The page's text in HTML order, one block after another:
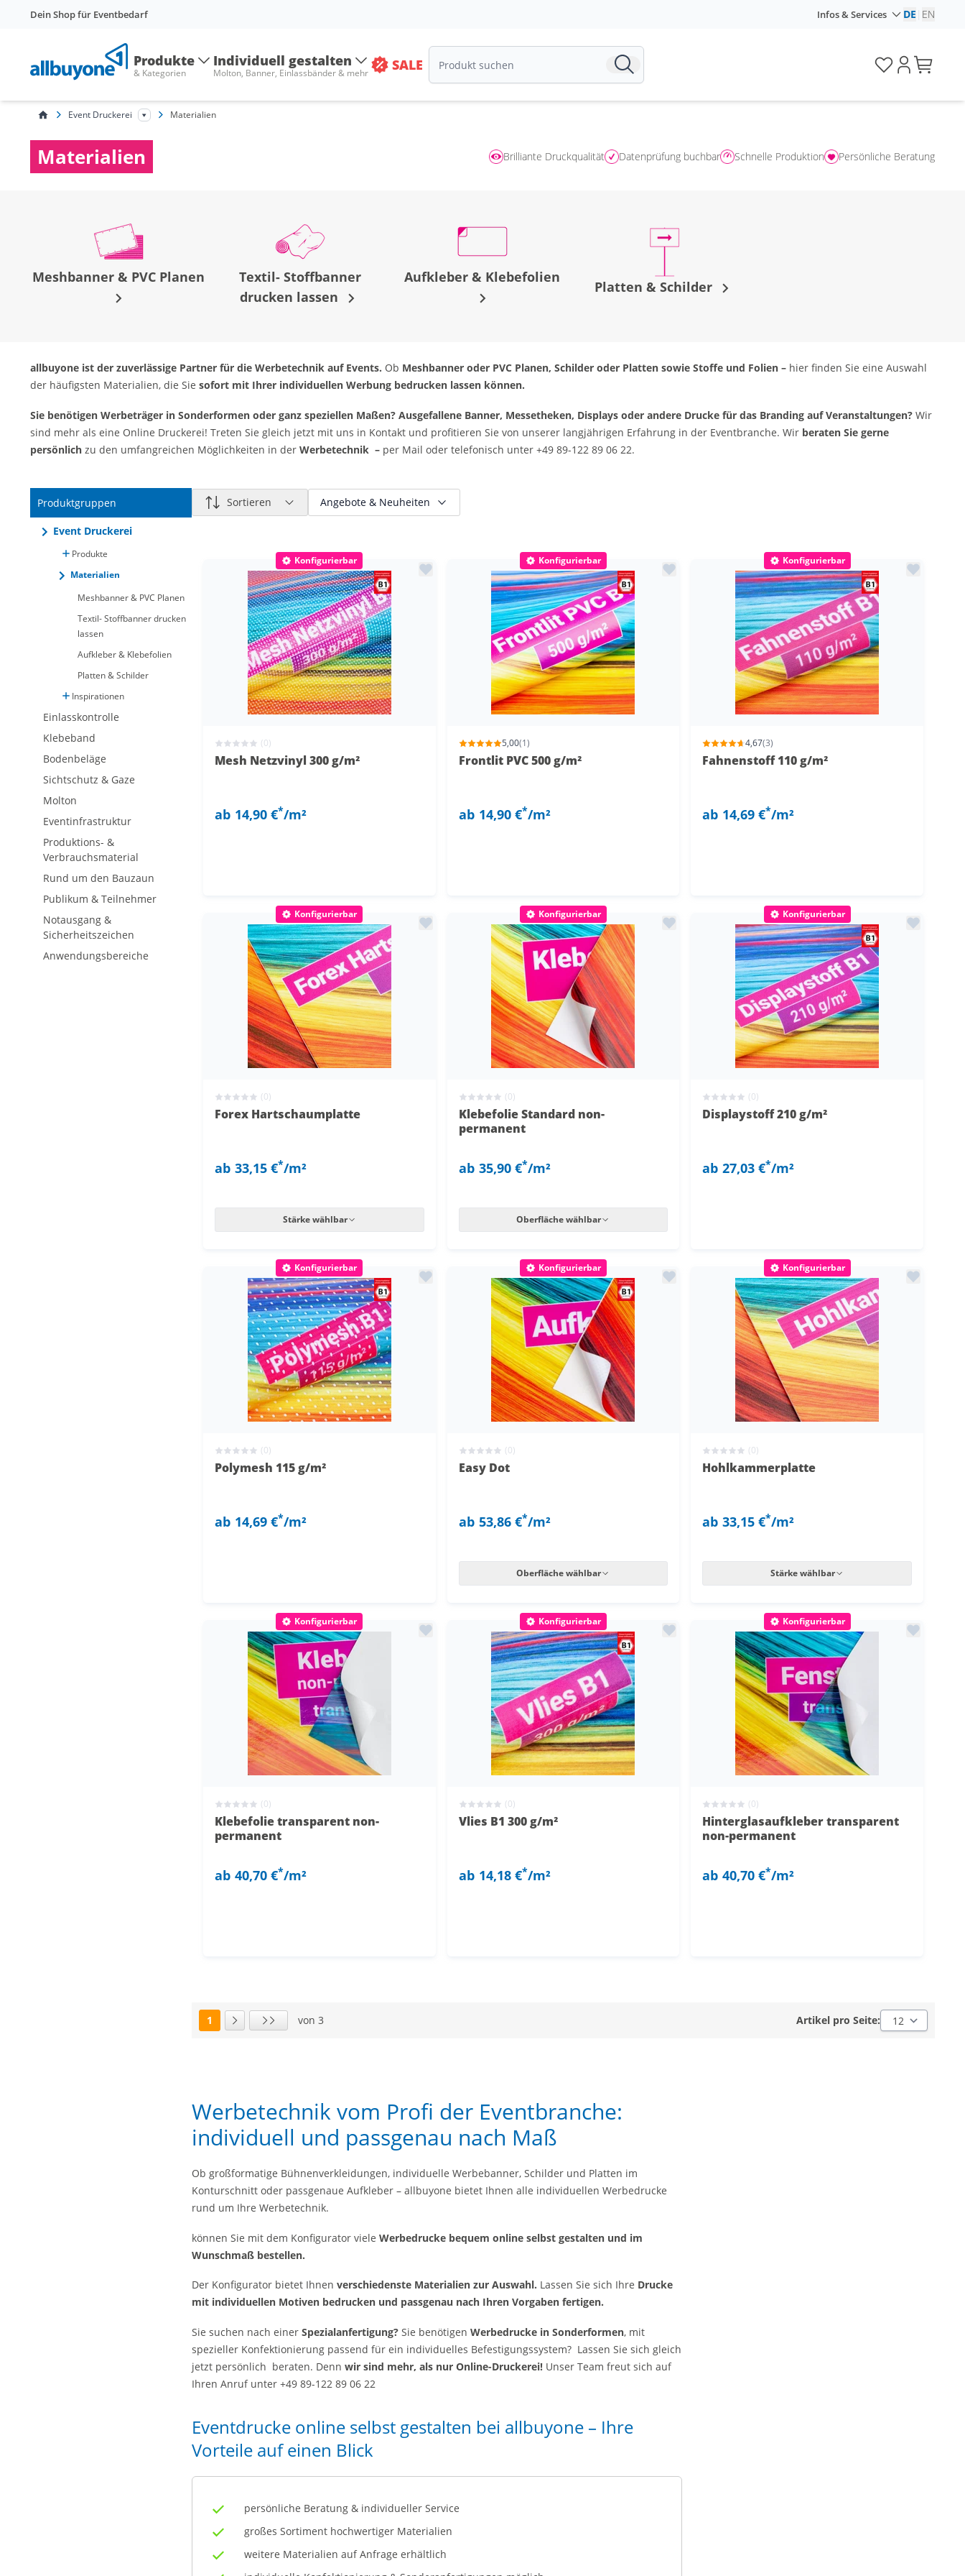
Dein Shop für Eventbedarf Infos & Services DE EN
Produkte
& Kategorien
Individuell gestalten
Molton, Banner, Einlassbänder & mehr SALE
Event Druckerei Materialien
Materialien Brilliante Druckqualität Datenprüfung buchbar Schnelle Produktion Persönliche Beratung
Meshbanner & PVC Planen
Textil- Stoffbanner
drucken lassen
Aufkleber & Klebefolien
Platten & Schilder
allbuyone ist der zuverlässige Partner für die Werbetechnik auf Events. Ob Meshbanner oder PVC Planen, Schilder oder Platten sowie Stoffe und Folien – hier finden Sie eine Auswahl
der häufigsten Materialien, die Sie sofort mit Ihrer individuellen Werbung bedrucken lassen können.
Sie benötigen Werbeträger in Sonderformen oder ganz speziellen Maßen? Ausgefallene Banner, Messetheken, Displays oder andere Drucke für das Branding auf Veranstaltungen? Wir
sind mehr als eine Online Druckerei! Treten Sie gleich jetzt mit uns in Kontakt und profitieren Sie von unserer langjährigen Erfahrung in der Eventbranche. Wir beraten Sie gerne
persönlich zu den umfangreichen Möglichkeiten in der Werbetechnik – per Mail oder telefonisch unter +49 89-122 89 06 22.
Produktgruppen
Event Druckerei
Produkte
Materialien
Meshbanner & PVC Planen
Textil- Stoffbanner drucken
lassen
Aufkleber & Klebefolien
Platten & Schilder
Inspirationen
Einlasskontrolle
Klebeband
Bodenbeläge
Sichtschutz & Gaze
Molton
Eventinfrastruktur
Produktions- &
Verbrauchsmaterial
Rund um den Bauzaun
Publikum & Teilnehmer
Notausgang &
Sicherheitszeichen
Anwendungsbereiche
Sortieren Angebote & Neuheiten
Nur reduzierte Artikel
Nur neue Artikel
Konfigurierbar
(0)
Mesh Netzvinyl 300 g/m²
ab 14,90 €*/m²
Konfigurierbar
5,00(1)
Frontlit PVC 500 g/m²
ab 14,90 €*/m²
Konfigurierbar
4,67(3)
Fahnenstoff 110 g/m²
ab 14,69 €*/m²
Konfigurierbar
(0)
Forex Hartschaumplatte
ab 33,15 €*/m²
Stärke wählbar
Konfigurierbar
(0)
Klebefolie Standard non-
permanent
ab 35,90 €*/m²
Oberfläche wählbar
Konfigurierbar
(0)
Displaystoff 210 g/m²
ab 27,03 €*/m²
Konfigurierbar
(0)
Polymesh 115 g/m²
ab 14,69 €*/m²
Konfigurierbar
(0)
Easy Dot
ab 53,86 €*/m²
Oberfläche wählbar
Konfigurierbar
(0)
Hohlkammerplatte
ab 33,15 €*/m²
Stärke wählbar
Konfigurierbar
(0)
Klebefolie transparent non-
permanent
ab 40,70 €*/m²
Konfigurierbar
(0)
Vlies B1 300 g/m²
ab 14,18 €*/m²
Konfigurierbar
(0)
Hinterglasaufkleber transparent
non-permanent
ab 40,70 €*/m²
Seite
1
Nächste Seite
Letzte Seite
von 3 Artikel pro Seite: Artikel pro Seite:
Werbetechnik vom Profi der Eventbranche:
individuell und passgenau nach Maß
Ob großformatige Bühnenverkleidungen, individuelle Werbebanner, Schilder und Platten im
Konturschnitt oder passgenaue Aufkleber – allbuyone bietet Ihnen alle individuellen Werbedrucke
rund um Ihre Werbetechnik.
können Sie mit dem Konfigurator viele Werbedrucke bequem online selbst gestalten und im
Wunschmaß bestellen.
Der Konfigurator bietet Ihnen verschiedenste Materialien zur Auswahl. Lassen Sie sich Ihre Drucke
mit individuellen Motiven bedrucken und passgenau nach Ihren Vorgaben fertigen.
Sie suchen nach einer Spezialanfertigung? Sie benötigen Werbedrucke in Sonderformen, mit
spezieller Konfektionierung passend für ein individuelles Befestigungssystem? Lassen Sie sich gleich
jetzt persönlich beraten. Denn wir sind mehr, als nur Online-Druckerei! Unser Team freut sich auf
Ihren Anruf unter +49 89-122 89 06 22
Eventdrucke online selbst gestalten bei allbuyone – Ihre
Vorteile auf einen Blick
persönliche Beratung & individueller Service
großes Sortiment hochwertiger Materialien
weitere Materialien auf Anfrage erhältlich